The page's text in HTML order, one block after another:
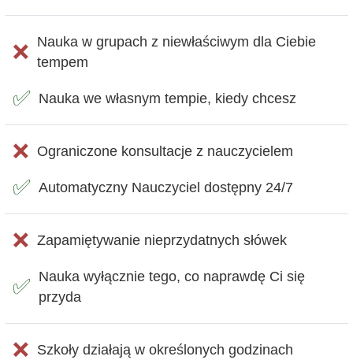
❌ Nauka w grupach z niewłaściwym dla Ciebie
tempem
✅ Nauka we własnym tempie, kiedy chcesz
❌ Ograniczone konsultacje z nauczycielem
✅ Automatyczny Nauczyciel dostępny 24/7
❌ Zapamiętywanie nieprzydatnych słówek
✅ Nauka wyłącznie tego, co naprawdę Ci się
przyda
❌ Szkoły działają w określonych godzinach